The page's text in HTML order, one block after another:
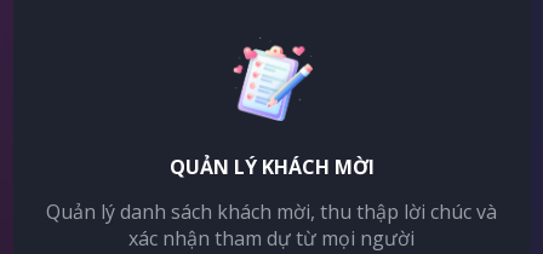
QUẢN LÝ KHÁCH MỜI
Quản lý danh sách khách mời, thu thập lời chúc và
xác nhận tham dự từ mọi người